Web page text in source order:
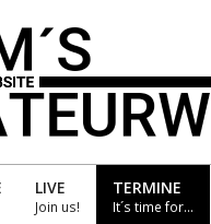
LIVE
Join us!
TERMINE
It´s time for…